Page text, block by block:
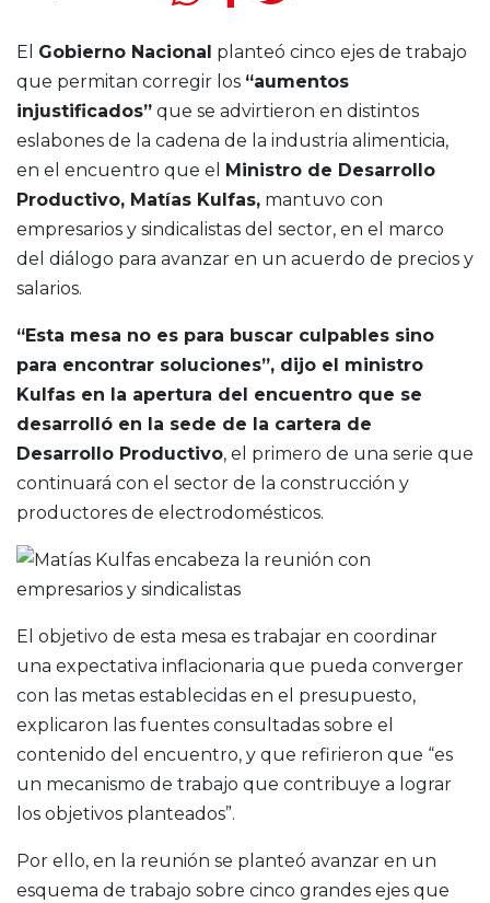
El Gobierno Nacional planteó cinco ejes de trabajo
que permitan corregir los “aumentos
injustificados” que se advirtieron en distintos
eslabones de la cadena de la industria alimenticia,
en el encuentro que el
Ministro de Desarrollo
Productivo, Matías Kulfas, mantuvo con
empresarios y sindicalistas del sector, en el marco
del diálogo para avanzar en un acuerdo de precios y
salarios.
“Esta mesa no es para buscar culpables sino
para encontrar soluciones”, dijo el ministro
Kulfas en la apertura del encuentro que se
desarrolló en la sede de la cartera de
Desarrollo Productivo, el primero de una serie que
continuará con el sector de la construcción y
productores de electrodomésticos.
El objetivo de esta mesa es trabajar en coordinar
una expectativa inflacionaria que pueda converger
con las metas establecidas en el presupuesto,
explicaron las fuentes consultadas sobre el
contenido del encuentro, y que refirieron que “es
un mecanismo de trabajo que contribuye a lograr
los objetivos planteados”.
Por ello, en la reunión se planteó avanzar en un
esquema de trabajo sobre cinco grandes ejes que